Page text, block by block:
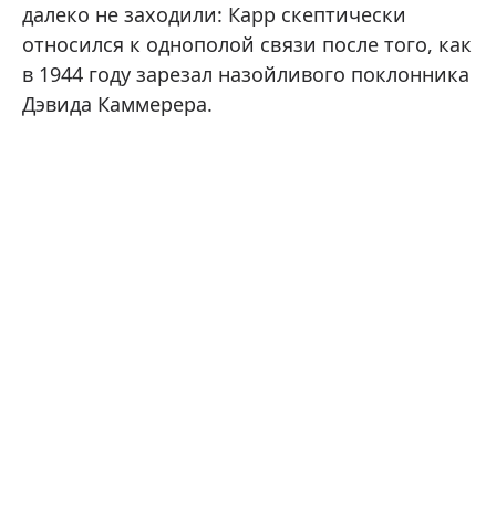
далеко не заходили: Карр скептически
относился к однополой связи после того, как
в 1944 году зарезал назойливого поклонника
Дэвида Каммерера.